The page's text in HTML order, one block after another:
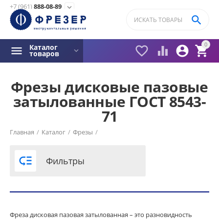
+7 (961)888-08-89 expand_more
0


 

Каталог
товаров
Фильтры товаров
Фрезы дисковые пазовые
затылованные ГОСТ 8543-
71
Главная / Каталог / Фрезы /
 Фильтры
Фреза дисковая пазовая затылованная – это разновидность